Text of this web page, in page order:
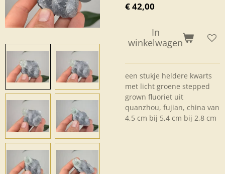
€ 42,00
In
winkelwagen
een stukje heldere kwarts
met licht groene stepped
grown fluoriet uit
quanzhou, fujian, china van
4,5 cm bij 5,4 cm bij 2,8 cm